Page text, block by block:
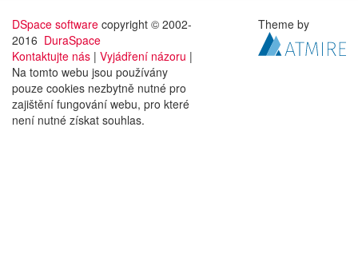
DSpace software copyright © 2002-
2016 DuraSpace
Kontaktujte nás | Vyjádření názoru |
Na tomto webu jsou používány
pouze cookies nezbytně nutné pro
zajištění fungování webu, pro které
není nutné získat souhlas.
Theme by